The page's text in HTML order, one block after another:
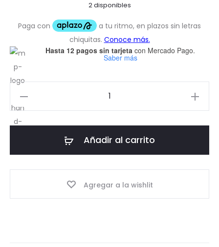
2 disponibles
Hasta 12 pagos sin tarjeta con Mercado Pago.
Saber más
en
la
Añadir al carrito
Agregar a la wishlit